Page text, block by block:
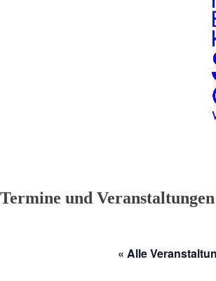
Termine und Veranstaltungen
« Alle